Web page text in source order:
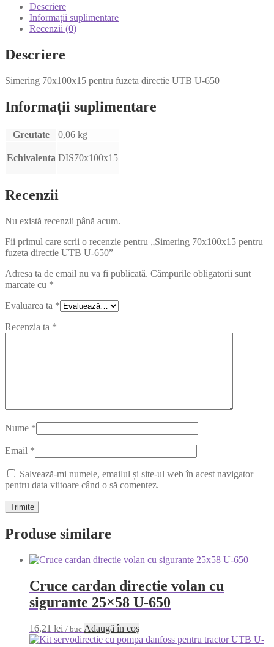
Descriere
Informații suplimentare
Recenzii (0)
Descriere
Simering 70x100x15 pentru fuzeta directie UTB U-650
Informații suplimentare
Greutate 0,06 kg
Echivalenta DIS70x100x15
Recenzii
Nu există recenzii până acum.
Fii primul care scrii o recenzie pentru „Simering 70x100x15 pentru
fuzeta directie UTB U-650”
Adresa ta de email nu va fi publicată. Câmpurile obligatorii sunt
marcate cu *
Evaluarea ta *
Recenzia ta *
Nume *
Email *
Salvează-mi numele, emailul și site-ul web în acest navigator
pentru data viitoare când o să comentez.
Produse similare
Cruce cardan directie volan cu
sigurante 25×58 U-650
16,21 lei / buc Adaugă în coș